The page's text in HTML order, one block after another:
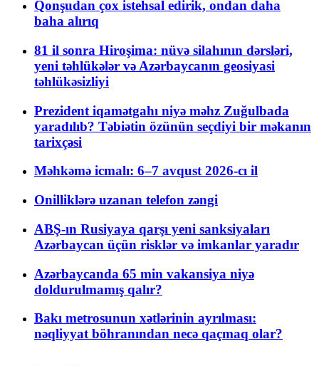
Qonşudan çox istehsal edirik, ondan daha
baha alırıq
81 il sonra Hiroşima: nüvə silahının dərsləri,
yeni təhlükələr və Azərbaycanın geosiyasi
təhlükəsizliyi
Prezident iqamətgahı niyə məhz Zuğulbada
yaradılıb? Təbiətin özünün seçdiyi bir məkanın
tarixçəsi
Məhkəmə icmalı: 6–7 avqust 2026-cı il
Onilliklərə uzanan telefon zəngi
ABŞ-ın Rusiyaya qarşı yeni sanksiyaları
Azərbaycan üçün risklər və imkanlar yaradır
Azərbaycanda 65 min vakansiya niyə
doldurulmamış qalır?
Bakı metrosunun xətlərinin ayrılması:
nəqliyyat böhranından necə qaçmaq olar?